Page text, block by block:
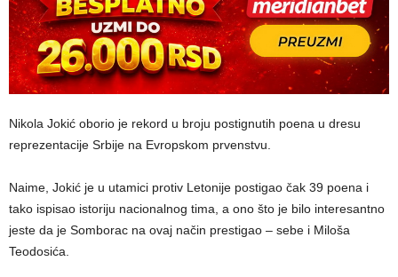
Nikola Jokić oborio je rekord u broju postignutih poena u dresu
reprezentacije Srbije na Evropskom prvenstvu.
Naime, Jokić je u utamici protiv Letonije postigao čak 39 poena i
tako ispisao istoriju nacionalnog tima, a ono što je bilo interesantno
jeste da je Somborac na ovaj način prestigao – sebe i Miloša
Teodosića.